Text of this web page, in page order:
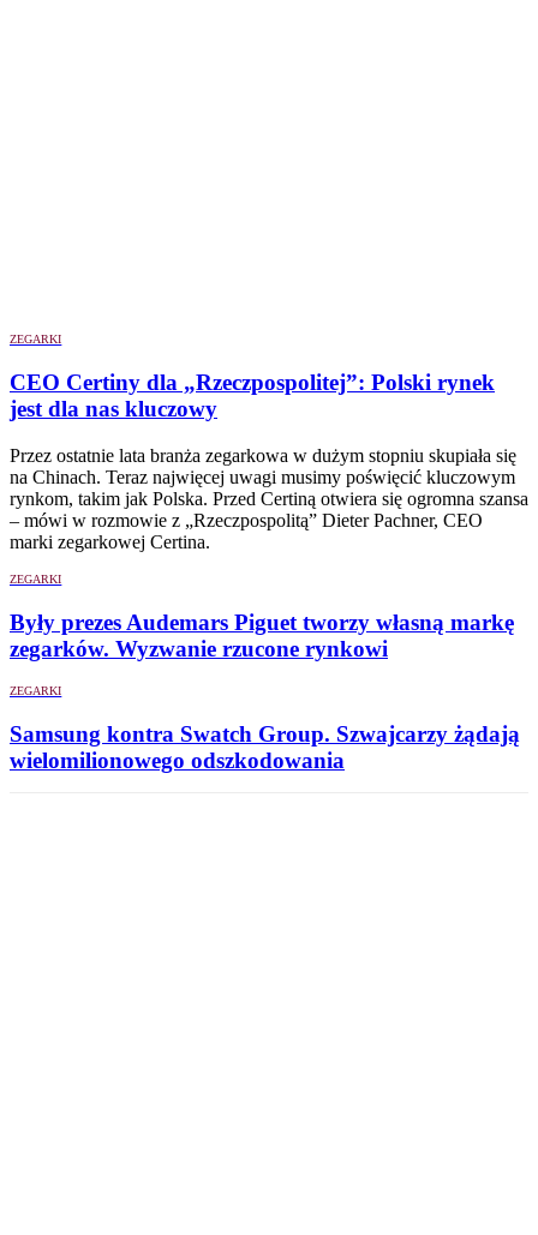
ZEGARKI
CEO Certiny dla „Rzeczpospolitej”: Polski rynek
jest dla nas kluczowy
Przez ostatnie lata branża zegarkowa w dużym stopniu skupiała się
na Chinach. Teraz najwięcej uwagi musimy poświęcić kluczowym
rynkom, takim jak Polska. Przed Certiną otwiera się ogromna szansa
– mówi w rozmowie z „Rzeczpospolitą” Dieter Pachner, CEO
marki zegarkowej Certina.
ZEGARKI
Były prezes Audemars Piguet tworzy własną markę
zegarków. Wyzwanie rzucone rynkowi
ZEGARKI
Samsung kontra Swatch Group. Szwajcarzy żądają
wielomilionowego odszkodowania